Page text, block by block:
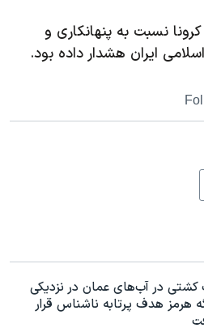
نسبت به پنهانکاری و
ایران هشدار داده بود.
در آب‌های عمان در نزدیکی
هرمز هدف پرتابه ناشناس قرار